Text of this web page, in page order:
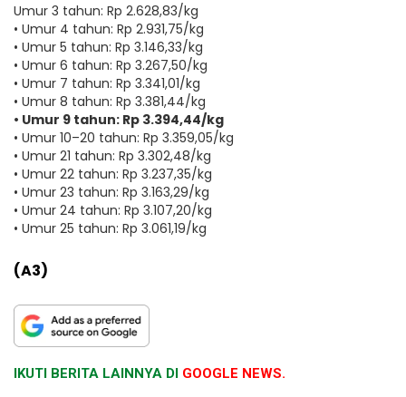
Umur 3 tahun: Rp 2.628,83/kg
• Umur 4 tahun: Rp 2.931,75/kg
• Umur 5 tahun: Rp 3.146,33/kg
• Umur 6 tahun: Rp 3.267,50/kg
• Umur 7 tahun: Rp 3.341,01/kg
• Umur 8 tahun: Rp 3.381,44/kg
• Umur 9 tahun: Rp 3.394,44/kg
• Umur 10–20 tahun: Rp 3.359,05/kg
• Umur 21 tahun: Rp 3.302,48/kg
• Umur 22 tahun: Rp 3.237,35/kg
• Umur 23 tahun: Rp 3.163,29/kg
• Umur 24 tahun: Rp 3.107,20/kg
• Umur 25 tahun: Rp 3.061,19/kg
(A3)
IKUTI BERITA LAINNYA DI GOOGLE NEWS.